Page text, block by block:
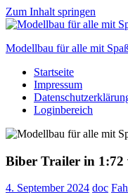
Zum Inhalt springen
Modellbau für alle mit
Scale
modelling
to
Startseite
Impressum
Loginbereich
Biber Trailer in 1:72
4. September 2024 doc